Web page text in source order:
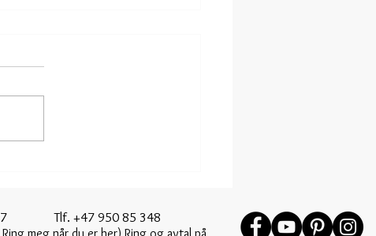
skreddersydd brudekjole i silke
Tlf. +47 950 85 348